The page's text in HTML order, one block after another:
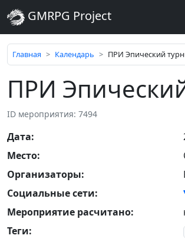
GMRPG Project
Главная Календарь ПРИ Эпический
ПРИ
ID мероприятия: 7494
Дата:
Место:
Организаторы:
Социальные сети:
Мероприятие расчитано:
Теги: